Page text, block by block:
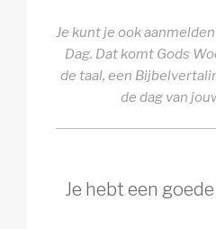
Je kunt je ook
Dag. Dat komt Gods
de taal, een
de dag van
Je hebt een